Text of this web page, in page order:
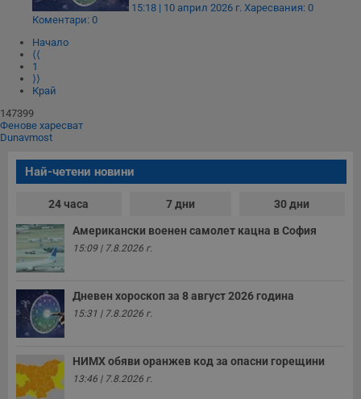
15:18 | 10 април 2026 г. Харесвания: 0
Коментари: 0
Начало
⟨⟨
1
⟩⟩
Край
147399
Фенове харесват
Dunavmost
Най-четени новини
24 часа 7 дни 30 дни
Американски военен самолет кацна в София
15:09 | 7.8.2026 г.
Дневен хороскоп за 8 август 2026 година
15:31 | 7.8.2026 г.
НИМХ обяви оранжев код за опасни горещини
13:46 | 7.8.2026 г.